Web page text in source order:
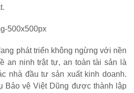
phát triển không ngừng với nền
an ninh trật tự, an toàn tài sản là
nhà đầu tư sản xuất kinh doanh.
Bảo vệ Việt Dũng được thành lập